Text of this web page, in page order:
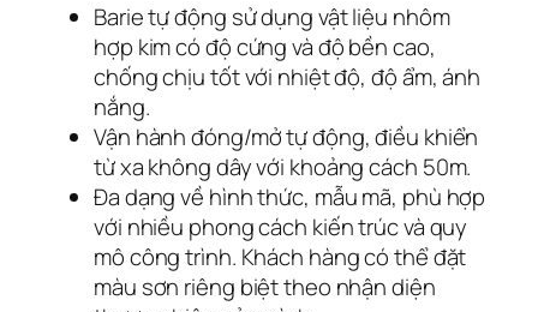
Barie tự động sử dụng vật liệu nhôm
hợp kim có độ cứng và độ bền cao,
chống chịu tốt với nhiệt độ, độ ẩm, ánh
nắng.
Vận hành đóng/mở tự động, điều khiển
từ xa không dây với khoảng cách 50m.
Đa dạng về hình thức, mẫu mã, phù hợp
với nhiều phong cách kiến trúc và quy
mô công trình. Khách hàng có thể đặt
màu sơn riêng biệt theo nhận diện